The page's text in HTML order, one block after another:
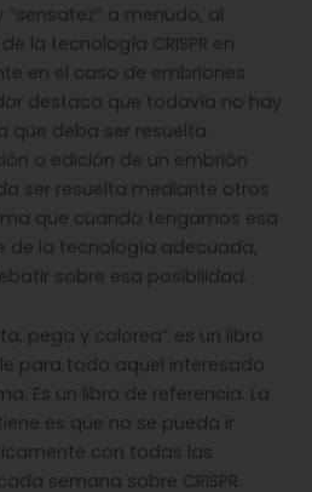
a menudo, al
la tecnología CRISPR en
en el caso de embriones
destaca que todavía no hay
que deba ser resuelta
o edición de un embrión
ser resuelta mediante otros
que cuando tengamos esa
de la tecnología adecuada,
sobre esa posibilidad.
pega y colorea” es un libro
para todo aquel interesado
Es un libro de referencia. La
es que no se pueda ir
con todas las
semana sobre CRISPR.